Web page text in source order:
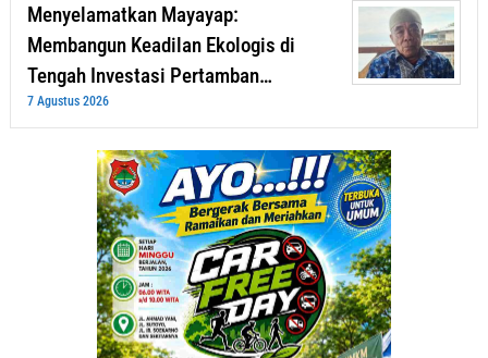
Menyelamatkan Mayayap:
Membangun Keadilan Ekologis di
Tengah Investasi Pertamban…
7 Agustus 2026